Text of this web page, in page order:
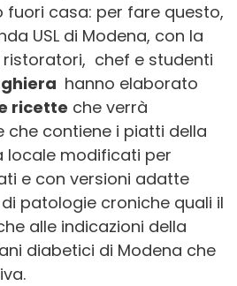
casa: per fare questo,
USL di Modena, con la
chef e studenti
hanno elaborato
ricette che verrà
che contiene i piatti della
locale modificati per
e con versioni adatte
patologie croniche quali il
alle indicazioni della
diabetici di Modena che